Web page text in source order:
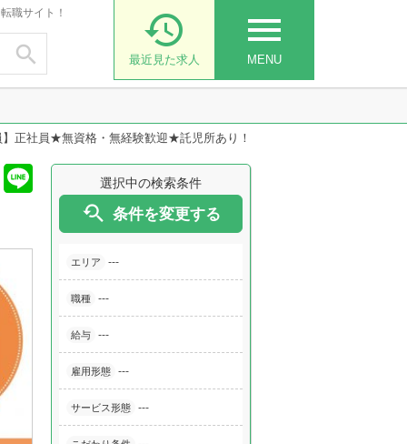
職サイト！

menu
MENU

最近見た求人
】正社員★無資格・無経験歓迎★託児所あり！
選択中の検索条件
 条件を変更する
エリア ---
職種 ---
給与 ---
雇用形態 ---
サービス形態 ---